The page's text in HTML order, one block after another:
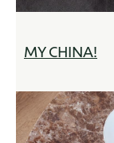
MY CHINA!